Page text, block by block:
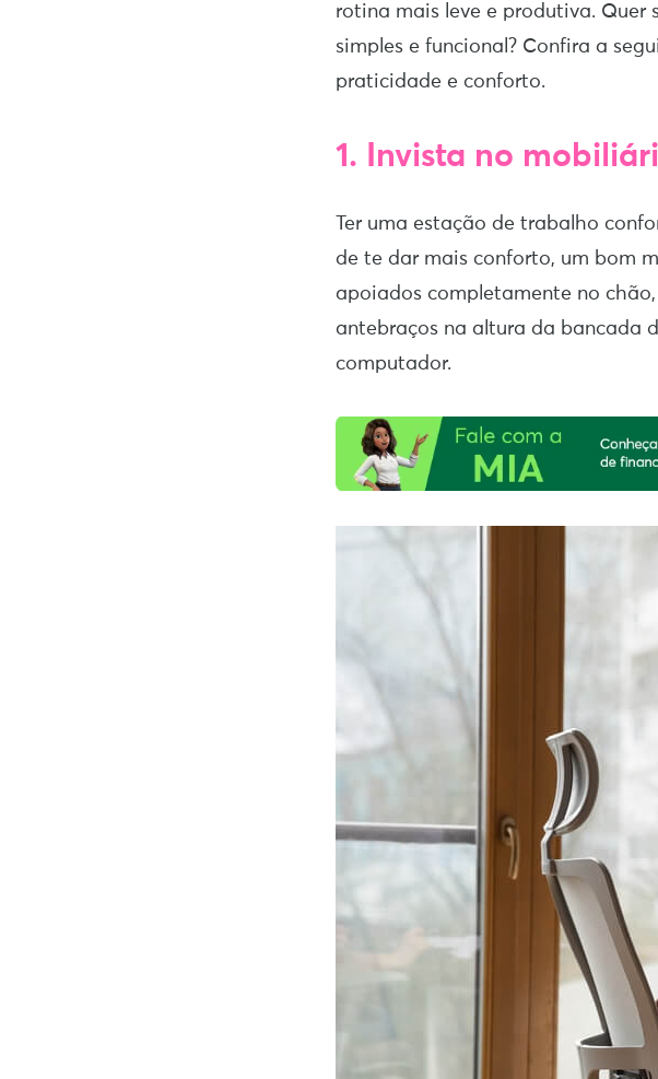
rotina mais leve e produtiva. Quer
simples e funcional? Confira a
praticidade e conforto.
1. Invista no
Ter uma estação de trabalho
de te dar mais conforto, um bom
apoiados completamente no
antebraços na altura da bancada
computador.